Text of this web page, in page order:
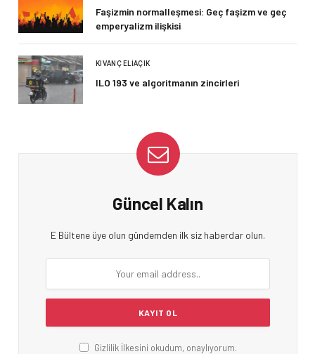
Faşizmin normalleşmesi: Geç faşizm ve geç
emperyalizm ilişkisi
KIVANÇ ELIAÇIK
ILO 193 ve algoritmanın zincirleri
Güncel Kalın
E Bültene üye olun gündemden ilk siz haberdar olun.
Gizlilik İlkesini okudum, onaylıyorum.